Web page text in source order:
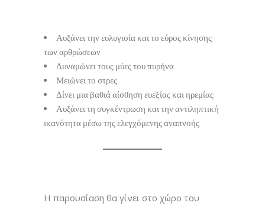
Αυξάνει την ευλυγισία και το εύρος κίνησης
των αρθρώσεων
Δυναμώνει τους μύες του πυρήνα
Μειώνει το στρες
Δίνει μια βαθιά αίσθηση ευεξίας και ηρεμίας
Αυξάνει τη συγκέντρωση και την αντιληπτική
ικανότητα μέσω της ελεγχόμενης αναπνοής
Η παρουσίαση θα γίνει στο χώρο του